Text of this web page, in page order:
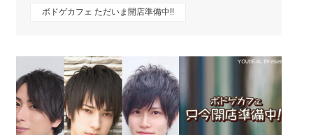
ボドゲカフェ ただいま開店準備中!!